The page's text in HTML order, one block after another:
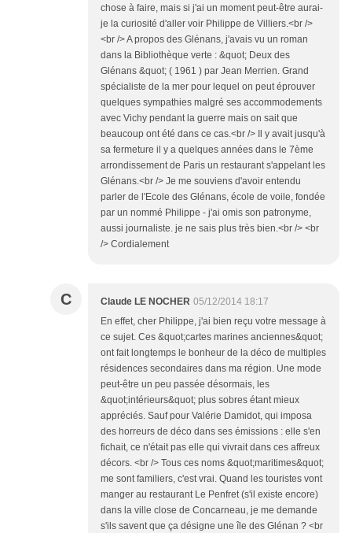
chose à faire, mais si j'ai un moment peut-être aurai-
je la curiosité d'aller voir Philippe de Villiers.<br />
<br /> A propos des Glénans, j'avais vu un roman
dans la Bibliothèque verte : &quot; Deux des
Glénans &quot; ( 1961 ) par Jean Merrien. Grand
spécialiste de la mer pour lequel on peut éprouver
quelques sympathies malgré ses accommodements
avec Vichy pendant la guerre mais on sait que
beaucoup ont été dans ce cas.<br /> Il y avait jusqu'à
sa fermeture il y a quelques années dans le 7ème
arrondissement de Paris un restaurant s'appelant les
Glénans.<br /> Je me souviens d'avoir entendu
parler de l'Ecole des Glénans, école de voile, fondée
par un nommé Philippe - j'ai omis son patronyme,
aussi journaliste. je ne sais plus très bien.<br /> <br
/> Cordialement
C Claude LE NOCHER 05/12/2014 18:17
En effet, cher Philippe, j'ai bien reçu votre message à
ce sujet. Ces &quot;cartes marines anciennes&quot;
ont fait longtemps le bonheur de la déco de multiples
résidences secondaires dans ma région. Une mode
peut-être un peu passée désormais, les
&quot;intérieurs&quot; plus sobres étant mieux
appréciés. Sauf pour Valérie Damidot, qui imposa
des horreurs de déco dans ses émissions : elle s'en
fichait, ce n'était pas elle qui vivrait dans ces affreux
décors. <br /> Tous ces noms &quot;maritimes&quot;
me sont familiers, c'est vrai. Quand les touristes vont
manger au restaurant Le Penfret (s'il existe encore)
dans la ville close de Concarneau, je me demande
s'ils savent que ça désigne une île des Glénan ? <br